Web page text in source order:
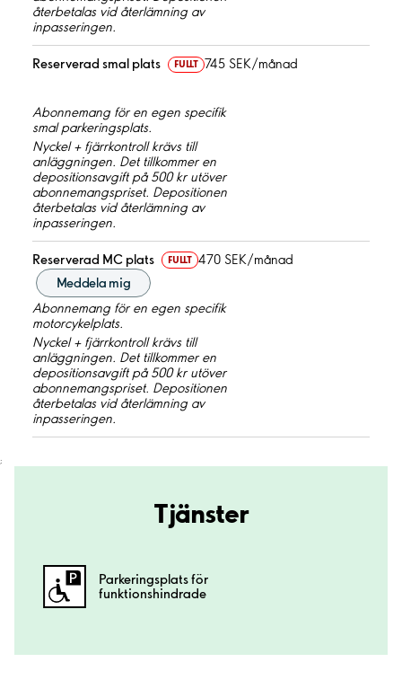
återbetalas vid återlämning av
inpasseringen.
Reserverad smal plats FULLT 745 SEK/månad
Abonnemang för en egen specifik
smal parkeringsplats.
Nyckel + fjärrkontroll krävs till
anläggningen. Det tillkommer en
depositionsavgift på 500 kr utöver
abonnemangspriset. Depositionen
återbetalas vid återlämning av
inpasseringen.
Reserverad MC plats FULLT 470 SEK/månad
Meddela mig
Abonnemang för en egen specifik
motorcykelplats.
Nyckel + fjärrkontroll krävs till
anläggningen. Det tillkommer en
depositionsavgift på 500 kr utöver
abonnemangspriset. Depositionen
återbetalas vid återlämning av
inpasseringen.
;
Tjänster
Parkeringsplats för
funktionshindrade